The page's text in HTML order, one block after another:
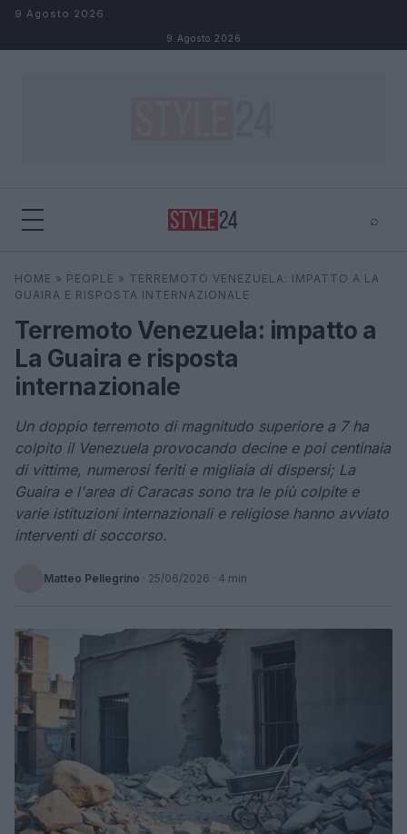
Salta al contenuto
9 Agosto 2026
9 Agosto 2026
⌕
Cerca ⌕ ×
HOME » PEOPLE » TERREMOTO VENEZUELA: IMPATTO A LA
GUAIRA E RISPOSTA INTERNAZIONALE
Terremoto Venezuela: impatto a
La Guaira e risposta
internazionale
Un doppio terremoto di magnitudo superiore a 7 ha
colpito il Venezuela provocando decine e poi centinaia
di vittime, numerosi feriti e migliaia di dispersi; La
Guaira e l'area di Caracas sono tra le più colpite e
varie istituzioni internazionali e religiose hanno avviato
interventi di soccorso.
Matteo Pellegrino · 25/06/2026 · 4 min